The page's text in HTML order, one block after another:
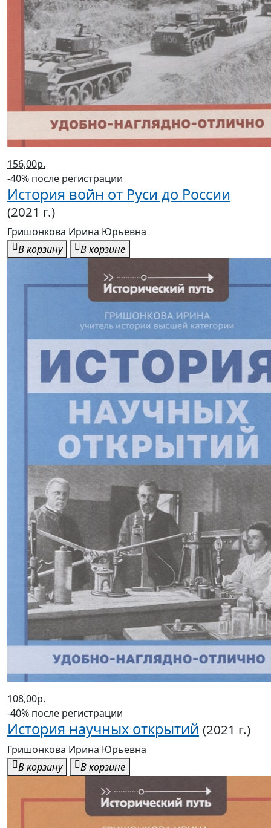
156,00р.
-40% после регистрации
История войн от Руси до России
(2021 г.)
Гришонкова Ирина Юрьевна
В корзину
В корзине
108,00р.
-40% после регистрации
История научных открытий (2021 г.)
Гришонкова Ирина Юрьевна
В корзину
В корзине